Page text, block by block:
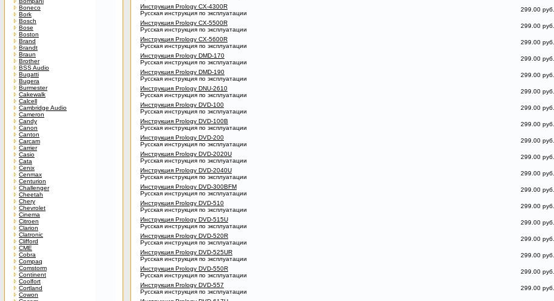
Boneco
Bork
Bosch
Bose
Boston
Brand
Brandt
Braun
Brother
BSS Audio
Bugatti
Bugera
Burmester
Cakewalk
Calcell
Cambridge Audio
Cameron
Candy
Canon
Canton
Carcam
Carrier
Casio
Cata
Cenix
Cenmax
Centurion
Challenger
Cheetah
Chery
Chevrolet
Cinema
Citroen
Clarion
Clatronic
Clifford
CME
Cobra
Compaq
Comstorm
Continent
Coolfort
Cortland
Cowon
Инструкция Prology CX-4300R
Русская инструкция по эксплуатации
299.00 руб.
Инструкция Prology CX-5500R
Русская инструкция по эксплуатации
299.00 руб.
Инструкция Prology CX-5600R
Русская инструкция по эксплуатации
299.00 руб.
Инструкция Prology DMD-170
Русская инструкция по эксплуатации
299.00 руб.
Инструкция Prology DMD-190
Русская инструкция по эксплуатации
299.00 руб.
Инструкция Prology DNU-2610
Русская инструкция по эксплуатации
299.00 руб.
Инструкция Prology DVD-100
Русская инструкция по эксплуатации
299.00 руб.
Инструкция Prology DVD-100B
Русская инструкция по эксплуатации
299.00 руб.
Инструкция Prology DVD-200
Русская инструкция по эксплуатации
299.00 руб.
Инструкция Prology DVD-2020U
Русская инструкция по эксплуатации
299.00 руб.
Инструкция Prology DVD-2040U
Русская инструкция по эксплуатации
299.00 руб.
Инструкция Prology DVD-300BFM
Русская инструкция по эксплуатации
299.00 руб.
Инструкция Prology DVD-510
Русская инструкция по эксплуатации
299.00 руб.
Инструкция Prology DVD-515U
Русская инструкция по эксплуатации
299.00 руб.
Инструкция Prology DVD-520R
Русская инструкция по эксплуатации
299.00 руб.
Инструкция Prology DVD-525UR
Русская инструкция по эксплуатации
299.00 руб.
Инструкция Prology DVD-550R
Русская инструкция по эксплуатации
299.00 руб.
Инструкция Prology DVD-557
Русская инструкция по эксплуатации
299.00 руб.